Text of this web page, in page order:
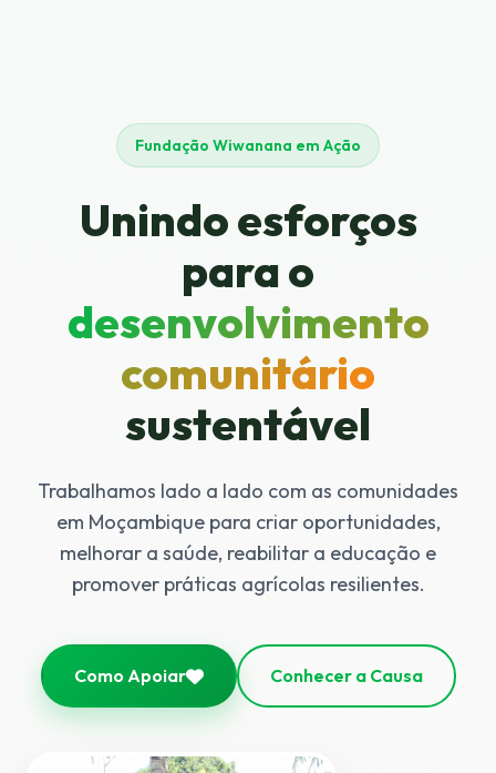
Fundação Wiwanana em Ação
Unindo esforços
para o
desenvolvimento
comunitário
sustentável
Trabalhamos lado a lado com as comunidades
em Moçambique para criar oportunidades,
melhorar a saúde, reabilitar a educação e
promover práticas agrícolas resilientes.
Como Apoiar Conhecer a Causa